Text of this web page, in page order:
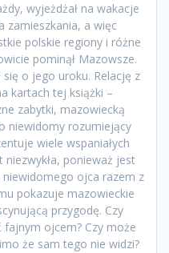
wyjeżdżał na wakacje
zamieszkania, a więc
polskie regiony i różne
pominął Mazowsze.
się o jego uroku. Relację z
kartach tej książki –
zabytki, mazowiecką
niewidomy rozumiejący
wiele wspaniałych
ponieważ jest
ojca razem z
pokazuje mazowieckie
przygodę. Czy
fajnym ojcem? Czy może
że sam tego nie widzi?